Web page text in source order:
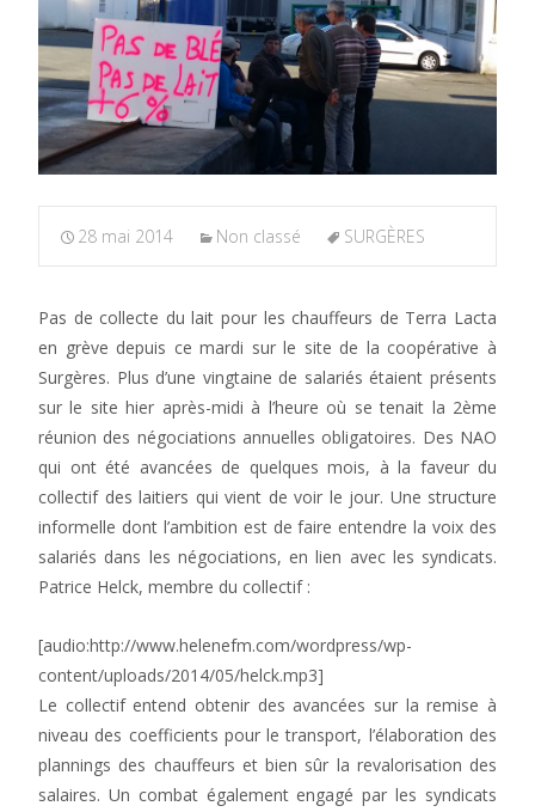
28 mai 2014 Non classé SURGÈRES
Pas de collecte du lait pour les chauffeurs de Terra Lacta
en grève depuis ce mardi sur le site de la coopérative à
Surgères. Plus d’une vingtaine de salariés étaient présents
sur le site hier après-midi à l’heure où se tenait la 2ème
réunion des négociations annuelles obligatoires. Des NAO
qui ont été avancées de quelques mois, à la faveur du
collectif des laitiers qui vient de voir le jour. Une structure
informelle dont l’ambition est de faire entendre la voix des
salariés dans les négociations, en lien avec les syndicats.
Patrice Helck, membre du collectif :
[audio:http://www.helenefm.com/wordpress/wp-
content/uploads/2014/05/helck.mp3]
Le collectif entend obtenir des avancées sur la remise à
niveau des coefficients pour le transport, l’élaboration des
plannings des chauffeurs et bien sûr la revalorisation des
salaires. Un combat également engagé par les syndicats